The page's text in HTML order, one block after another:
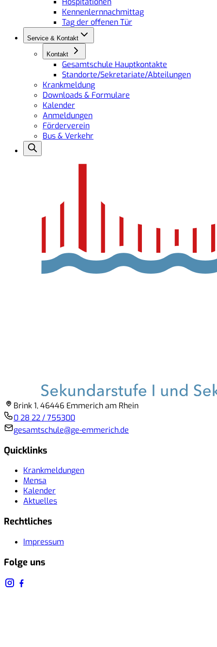
Kennenlernnachmittag
Tag der offenen Tür
Service & Kontakt
Kontakt
Gesamtschule Hauptkontakte
Standorte/Sekretariate/Abteilungen
Krankmeldung
Downloads & Formulare
Kalender
Anmeldungen
Förderverein
Bus & Verkehr
Brink 1, 46446 Emmerich am Rhein
0 28 22 / 755300
gesamtschule@ge-emmerich.de
Quicklinks
Krankmeldungen
Mensa
Kalender
Aktuelles
Rechtliches
Impressum
Folge uns